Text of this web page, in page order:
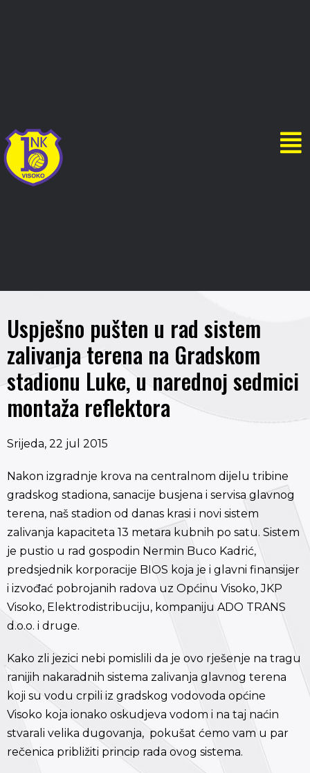
Uspješno pušten u rad sistem
zalivanja terena na Gradskom
stadionu Luke, u narednoj sedmici
montaža reflektora
Srijeda, 22 jul 2015
Nakon izgradnje krova na centralnom dijelu tribine
gradskog stadiona, sanacije busjena i servisa glavnog
terena, naš stadion od danas krasi i novi sistem
zalivanja kapaciteta 13 metara kubnih po satu. Sistem
je pustio u rad gospodin Nermin Buco Kadrić,
predsjednik korporacije BIOS koja je i glavni finansijer
i izvođać pobrojanih radova uz Općinu Visoko, JKP
Visoko, Elektrodistribuciju, kompaniju ADO TRANS
d.o.o. i druge.
Kako zli jezici nebi pomislili da je ovo rješenje na tragu
ranijih nakaradnih sistema zalivanja glavnog terena
koji su vodu crpili iz gradskog vodovoda općine
Visoko koja ionako oskudjeva vodom i na taj naćin
stvarali velika dugovanja, pokušat ćemo vam u par
rečenica približiti princip rada ovog sistema.